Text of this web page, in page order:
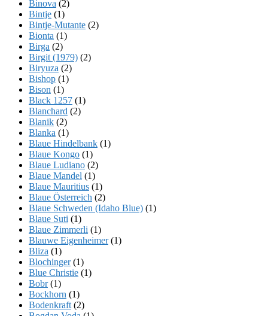
Binova (2)
Bintje (1)
Bintje-Mutante (2)
Bionta (1)
Birga (2)
Birgit (1979) (2)
Biryuza (2)
Bishop (1)
Bison (1)
Black 1257 (1)
Blanchard (2)
Blanik (2)
Blanka (1)
Blaue Hindelbank (1)
Blaue Kongo (1)
Blaue Ludiano (2)
Blaue Mandel (1)
Blaue Mauritius (1)
Blaue Österreich (2)
Blaue Schweden (Idaho Blue) (1)
Blaue Suti (1)
Blaue Zimmerli (1)
Blauwe Eigenheimer(1)
Bliza (1)
Blochinger(1)
Blue Christie (1)
Bobr(1)
Bockhorn (1)
Bodenkraft (2)